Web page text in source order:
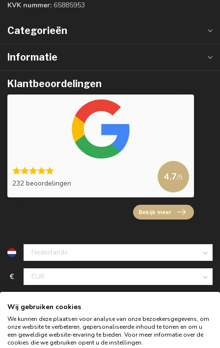
KVK nummer: 65885953
Categorieën
Informatie
Klantbeoordelingen
232 beoordelingen
4.7/5
Bekijk meer
€
Wij gebruiken cookies
We kunnen deze plaatsen voor analyse van onze bezoekersgegevens, om
onze website te verbeteren, gepersonaliseerde inhoud te tonen en om u
een geweldige website-ervaring te bieden. Voor meer informatie over de
cookies die we gebruiken opent u de instellingen.